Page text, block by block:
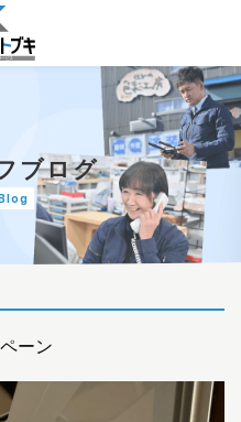
ブログ
ーン